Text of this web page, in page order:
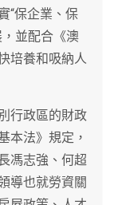
“保企業、保
並配合《澳
培養和吸納人
行政區的財政
本法》規定，
馮志強、何超
導也就勞資關